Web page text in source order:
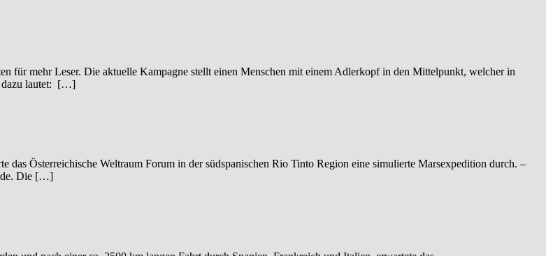
für mehr Leser. Die aktuelle Kampagne stellt einen Menschen mit einem Adlerkopf in den Mittelpunkt, welcher in
dazu lautet: […]
das Österreichische Weltraum Forum in der südspanischen Rio Tinto Region eine simulierte Marsexpedition durch. –
Die […]